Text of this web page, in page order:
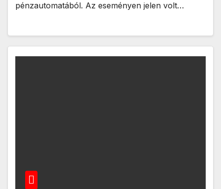
pénzautomatából. Az eseményen jelen volt…